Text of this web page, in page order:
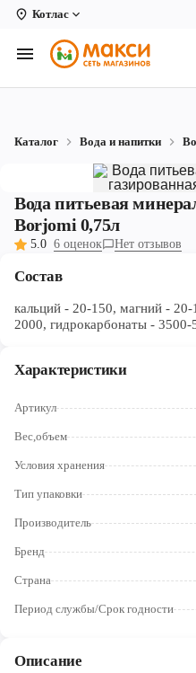
Котлас
Вологда
Архангельск
Коряжма
Новодвинск
Северодвинск
Череповец
Ярославль
Каталог Вода и напитки
Вода питьевая
Borjomi 0,75л
5.0 6 оценок Нет отзывов
Состав
кальций - 20-150, магний -
2000, гидрокарбонаты -
Характеристики
Артикул
Вес,объем
Условия хранения
Тип упаковки
Производитель
Бренд
Страна
Период службы/Срок годности
Описание